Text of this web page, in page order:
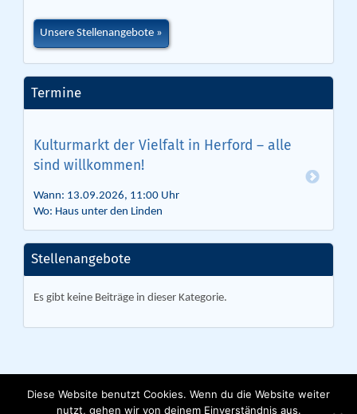
Unsere Stellenangebote
Termine
Kulturmarkt der Vielfalt in Herford – alle
sind willkommen!
Wann: 13.09.2026, 11:00 Uhr
Wo: Haus unter den Linden
Stellenangebote
Es gibt keine Beiträge in dieser Kategorie.
Lebenshilfe Herford e. V. | Ackerstraße 31 | 32051 Herford | Tel. 05221
Diese Website benutzt Cookies. Wenn du die Website weiter
nutzt, gehen wir von deinem Einverständnis aus.